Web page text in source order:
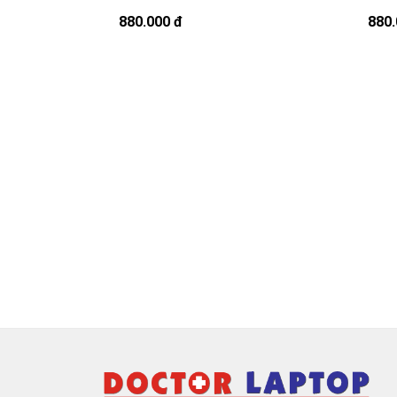
Bạn có thể gọi Zalo cho shop tai số
- Tem niêm phong dán trên sạc bị rách
- Tem bảo hành không còn nguyên vẹn.
880.000 đ